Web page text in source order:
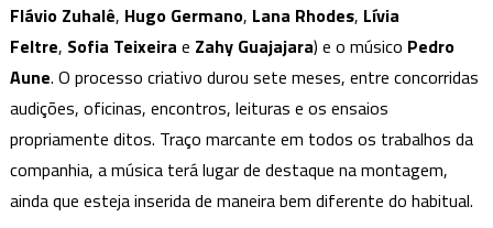
Flávio Zuhalê, Hugo Germano, Lana Rhodes, Lívia
Feltre, Sofia Teixeira e Zahy Guajajara) e o músico Pedro
Aune. O processo criativo durou sete meses, entre concorridas
audições, oficinas, encontros, leituras e os ensaios
propriamente ditos. Traço marcante em todos os trabalhos da
companhia, a música terá lugar de destaque na montagem,
ainda que esteja inserida de maneira bem diferente do habitual.